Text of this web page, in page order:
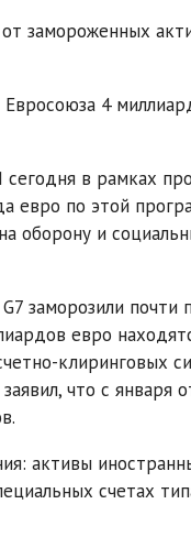
замороженных
4
в рамках
евро по этой
оборону и
заморозили почти
евро
клиринговых
что с января
активы
счетах